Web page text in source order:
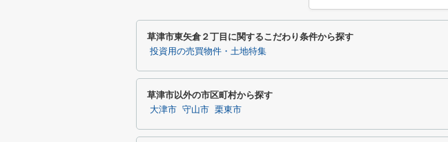
草津市東矢倉２丁目に関するこだわり条件から探す
投資用の売買物件・土地特集
草津市以外の市区町村から探す
大津市 守山市 栗東市